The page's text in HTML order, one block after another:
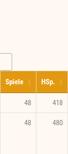
Spiele HSp.
48 418
48 480